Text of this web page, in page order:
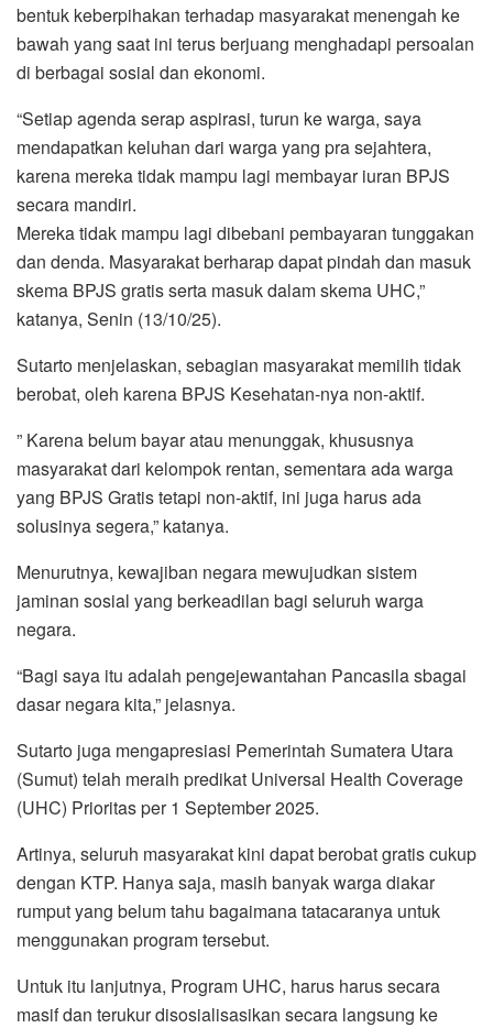
bentuk keberpihakan terhadap masyarakat menengah ke
bawah yang saat ini terus berjuang menghadapi persoalan
di berbagai sosial dan ekonomi.
“Setiap agenda serap aspirasi, turun ke warga, saya
mendapatkan keluhan dari warga yang pra sejahtera,
karena mereka tidak mampu lagi membayar iuran BPJS
secara mandiri.
Mereka tidak mampu lagi dibebani pembayaran tunggakan
dan denda. Masyarakat berharap dapat pindah dan masuk
skema BPJS gratis serta masuk dalam skema UHC,”
katanya, Senin (13/10/25).
Sutarto menjelaskan, sebagian masyarakat memilih tidak
berobat, oleh karena BPJS Kesehatan-nya non-aktif.
” Karena belum bayar atau menunggak, khususnya
masyarakat dari kelompok rentan, sementara ada warga
yang BPJS Gratis tetapi non-aktif, ini juga harus ada
solusinya segera,” katanya.
Menurutnya, kewajiban negara mewujudkan sistem
jaminan sosial yang berkeadilan bagi seluruh warga
negara.
“Bagi saya itu adalah pengejewantahan Pancasila sbagai
dasar negara kita,” jelasnya.
Sutarto juga mengapresiasi Pemerintah Sumatera Utara
(Sumut) telah meraih predikat Universal Health Coverage
(UHC) Prioritas per 1 September 2025.
Artinya, seluruh masyarakat kini dapat berobat gratis cukup
dengan KTP. Hanya saja, masih banyak warga diakar
rumput yang belum tahu bagaimana tatacaranya untuk
menggunakan program tersebut.
Untuk itu lanjutnya, Program UHC, harus harus secara
masif dan terukur disosialisasikan secara langsung ke